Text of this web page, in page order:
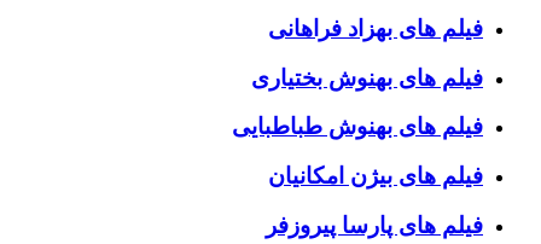
فیلم های بهزاد فراهانی
فیلم های بهنوش بختیاری
فیلم های بهنوش طباطبایی
فیلم های بیژن امکانیان
فیلم های پارسا پیروزفر